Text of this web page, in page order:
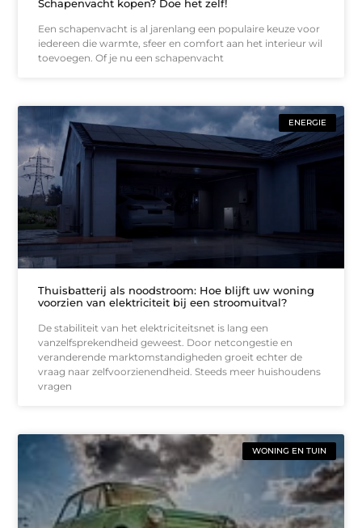
Schapenvacht kopen? Doe het zelf!
Een schapenvacht is al jarenlang een populaire keuze voor
iedereen die warmte, sfeer en comfort aan het interieur wil
toevoegen. Of je nu een schapenvacht
ENERGIE
Thuisbatterij als noodstroom: Hoe blijft uw woning
voorzien van elektriciteit bij een stroomuitval?
De stabiliteit van het elektriciteitsnet is lang een
vanzelfsprekendheid geweest. Door netcongestie en
veranderende marktomstandigheden groeit echter de
vraag naar zelfvoorzienendheid. Steeds meer huishoudens
vragen
WONING EN TUIN